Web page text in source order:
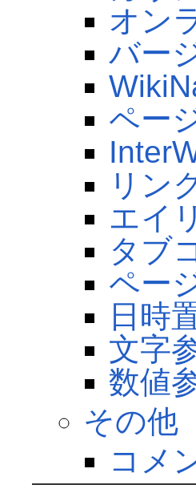
オン
バー
ペー
リン
エイ
タブ
ペー
日時
文字
数値
その他
コメ